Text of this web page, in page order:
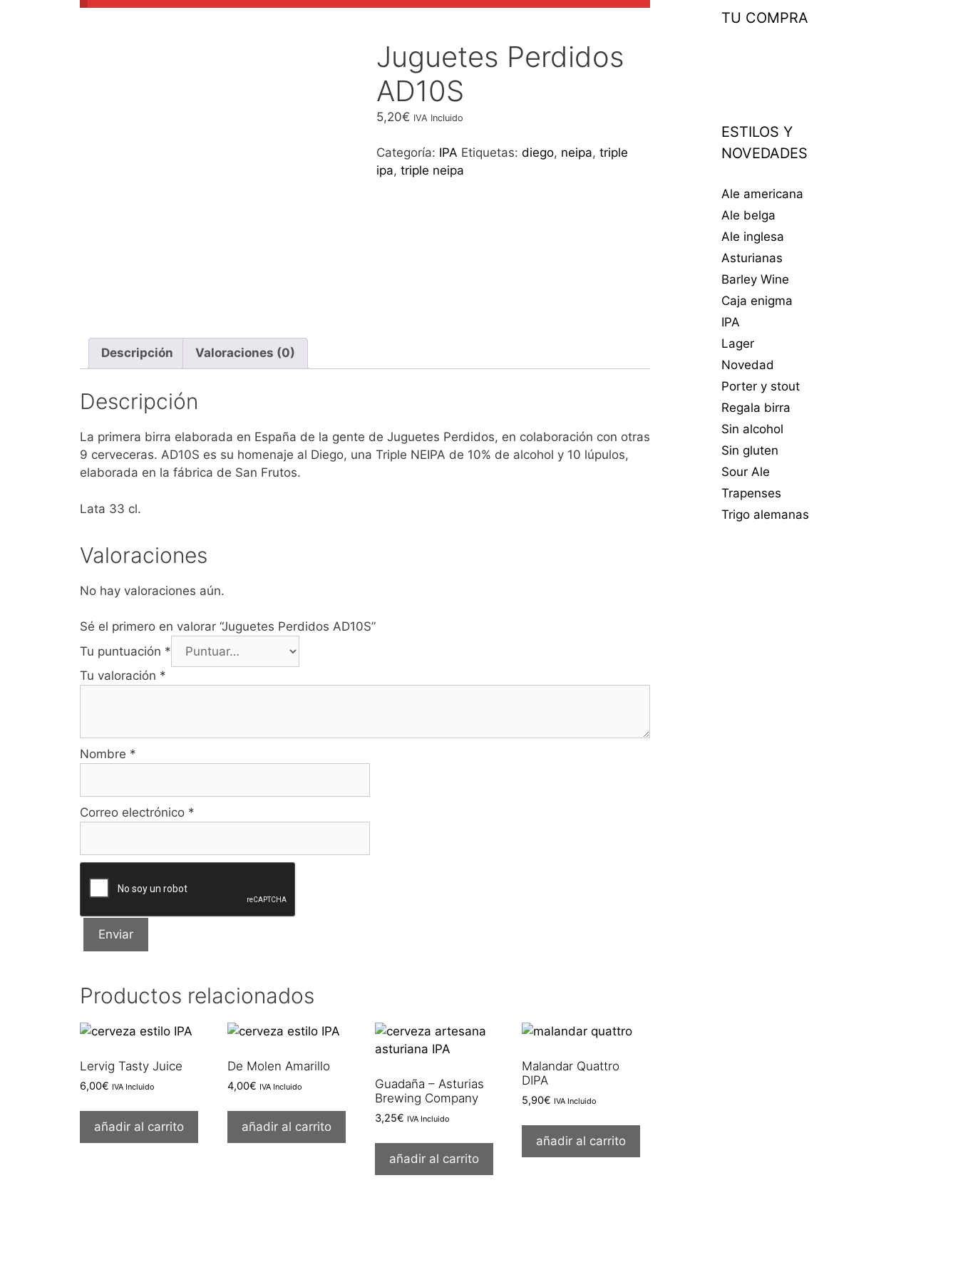
Juguetes Perdidos
AD10S
5,20€ IVA Incluido
Categoría: IPA Etiquetas: diego, neipa, triple
ipa, triple neipa
Descripción Valoraciones (0)
Descripción
La primera birra elaborada en España de la gente de Juguetes Perdidos, en colaboración con otras
9 cerveceras. AD10S es su homenaje al Diego, una Triple NEIPA de 10% de alcohol y 10 lúpulos,
elaborada en la fábrica de San Frutos.
Lata 33 cl.
Valoraciones
No hay valoraciones aún.
Sé el primero en valorar “Juguetes Perdidos AD10S”
Tu puntuación *
Tu valoración *
Nombre *
Correo electrónico *
Productos relacionados
Lervig Tasty Juice
6,00€ IVA Incluido
añadir al carrito
De Molen Amarillo
4,00€ IVA Incluido
añadir al carrito
Guadaña – Asturias
Brewing Company
3,25€ IVA Incluido
añadir al carrito
Malandar Quattro
DIPA
5,90€ IVA Incluido
añadir al carrito
TU COMPRA
ESTILOS Y
NOVEDADES
Ale americana
Ale belga
Ale inglesa
Asturianas
Barley Wine
Caja enigma
IPA
Lager
Novedad
Porter y stout
Regala birra
Sin alcohol
Sin gluten
Sour Ale
Trapenses
Trigo alemanas